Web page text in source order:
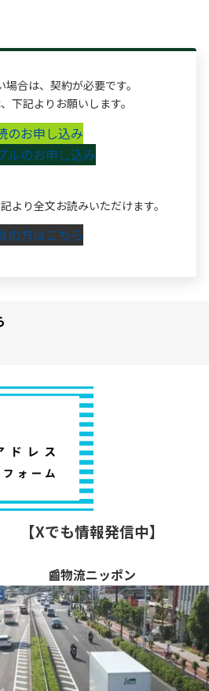
合は、契約が必要です。
下記よりお願いします。
のお申し込み
ルのお申し込み
より全文お読みいただけます。
の方はこちら
【Xでも情報発信中】
📰物流ニッポン